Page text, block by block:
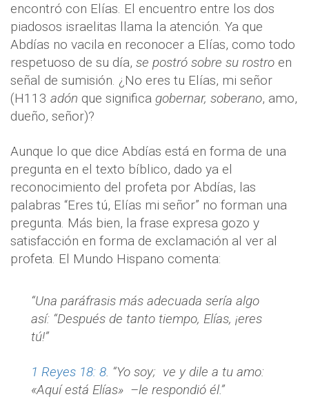
encontró con Elías. El encuentro entre los dos
piadosos israelitas llama la atención. Ya que
Abdías no vacila en reconocer a Elías, como todo
respetuoso de su día, se postró sobre su rostro en
señal de sumisión. ¿No eres tu Elías, mi señor
(H113 adón que significa gobernar, soberano, amo,
dueño, señor)?
Aunque lo que dice Abdías está en forma de una
pregunta en el texto bíblico, dado ya el
reconocimiento del profeta por Abdías, las
palabras “Eres tú, Elías mi señor” no forman una
pregunta. Más bien, la frase expresa gozo y
satisfacción en forma de exclamación al ver al
profeta. El Mundo Hispano comenta:
“Una paráfrasis más adecuada sería algo
así: “Después de tanto tiempo, Elías, ¡eres
tú!”
1 Reyes 18: 8. “Yo soy; ve y dile a tu amo:
«Aquí está Elías» –le respondió él.”